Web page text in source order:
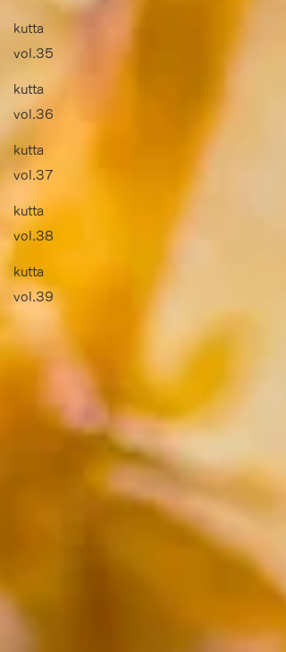
kutta
vol.35
kutta
vol.36
kutta
vol.37
kutta
vol.38
kutta
vol.39